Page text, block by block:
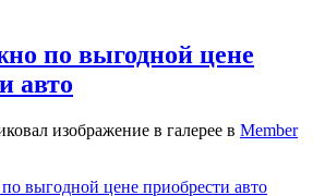
по выгодной цене
авто
изображение в галерее в Member